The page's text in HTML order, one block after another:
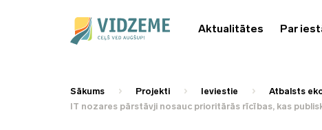
Aktualitātes Par
Sākums Projekti Ieviestie
Atbalsts
IT nozares pārstāvji nosauc prioritārās rīcības, kas